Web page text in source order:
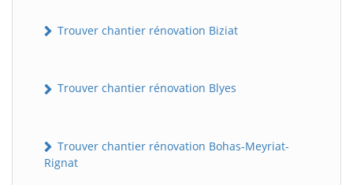
Trouver chantier rénovation Biziat
Trouver chantier rénovation Blyes
Trouver chantier rénovation Bohas-Meyriat-
Rignat